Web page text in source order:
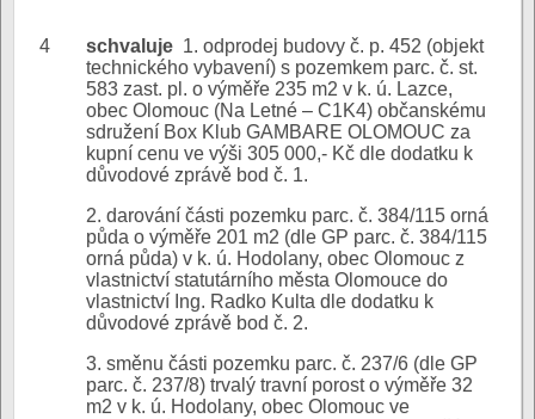
4 schvaluje 1. odprodej budovy č. p. 452 (objekt
technického vybavení) s pozemkem parc. č. st.
583 zast. pl. o výměře 235 m2 v k. ú. Lazce,
obec Olomouc (Na Letné – C1K4) občanskému
sdružení Box Klub GAMBARE OLOMOUC za
kupní cenu ve výši 305 000,- Kč dle dodatku k
důvodové zprávě bod č. 1.
2. darování části pozemku parc. č. 384/115 orná
půda o výměře 201 m2 (dle GP parc. č. 384/115
orná půda) v k. ú. Hodolany, obec Olomouc z
vlastnictví statutárního města Olomouce do
vlastnictví Ing. Radko Kulta dle dodatku k
důvodové zprávě bod č. 2.
3. směnu části pozemku parc. č. 237/6 (dle GP
parc. č. 237/8) trvalý travní porost o výměře 32
m2 v k. ú. Hodolany, obec Olomouc ve